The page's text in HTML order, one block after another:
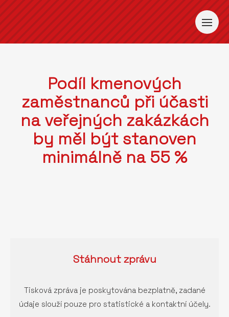
Podíl kmenových
zaměstnanců při účasti
na veřejných zakázkách
by měl být stanoven
minimálně na 55 %
Stáhnoutzprávu
Tisková zpráva je poskytována bezplatně, zadané
údaje slouží pouze pro statistické a kontaktní účely.